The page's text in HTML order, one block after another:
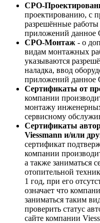
СРО-
проектированию, с
разрешённые
приложений данное
СРО-Монтаж - о
видам монтажных
указываются
наладка, ввод
приложений данное
Сертификаты от
компании
монтажу
сервисному
Сертификаты
Viessmann и/или
сертификат
компании
а также заниматься
отопительной
1 год, при его
означает что
заниматься таким
проверить статус
сайте компании